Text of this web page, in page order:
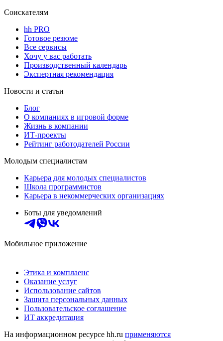
Соискателям
hh PRO
Готовое резюме
Все сервисы
Хочу у вас работать
Производственный календарь
Экспертная рекомендация
Новости и статьи
Блог
О компаниях в игровой форме
Жизнь в компании
ИТ-проекты
Рейтинг работодателей России
Молодым специалистам
Карьера для молодых специалистов
Школа программистов
Карьера в некоммерческих организациях
Боты для уведомлений
Мобильное приложение
Этика и комплаенс
Оказание услуг
Использование сайтов
Защита персональных данных
Пользовательское соглашение
ИТ аккредитация
На информационном ресурсе hh.ru применяются